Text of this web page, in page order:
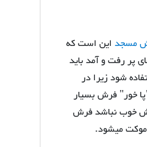
مسجد این است که
پر رفت و آمد باید
شود زیرا در
خور" فرش بسیار
خوب نباشد فرش
میشود.